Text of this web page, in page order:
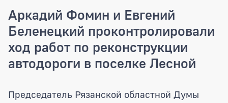
Аркадий Фомин и Евгений
Беленецкий проконтролировали
ход работ по реконструкции
автодороги в поселке Лесной
Аркадий Фомин и Евгений
Председатель Рязанской областной Думы